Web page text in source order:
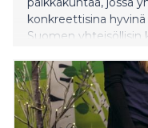
konkreettisina
Suomen yhteisöllisin
päättävät yhdessä.
kertaa, ja sen
sovellus Commu.
Raaseporin